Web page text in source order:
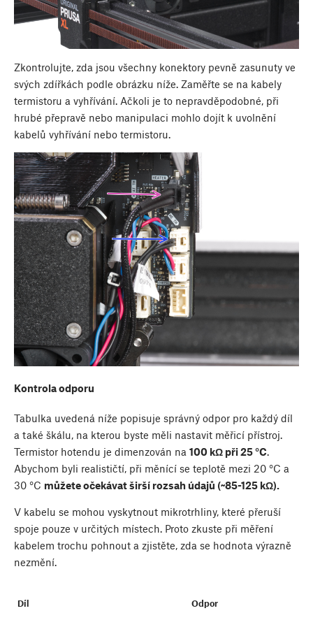
Zkontrolujte, zda jsou všechny konektory pevně zasunuty ve
svých zdířkách podle obrázku níže. Zaměřte se na kabely
termistoru a vyhřívání. Ačkoli je to nepravděpodobné, při
hrubé přepravě nebo manipulaci mohlo dojít k uvolnění
kabelů vyhřívání nebo termistoru.
Kontrola odporu
Tabulka uvedená níže popisuje správný odpor pro každý díl
a také škálu, na kterou byste měli nastavit měřicí přístroj.
Termistor hotendu je dimenzován na 100 kΩ při 25 °C.
Abychom byli realističtí, při měnící se teplotě mezi 20 °C a
30 °C můžete očekávat širší rozsah údajů (~85-125 kΩ).
V kabelu se mohou vyskytnout mikrotrhliny, které přeruší
spoje pouze v určitých místech. Proto zkuste při měření
kabelem trochu pohnout a zjistěte, zda se hodnota výrazně
nezmění.
Díl Odpor